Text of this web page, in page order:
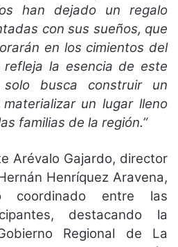
han dejado un regalo
con sus sueños, que
en los cimientos del
la esencia de este
busca construir un
un lugar lleno
familias de la región.”
Arévalo Gajardo, director
Henríquez Aravena,
coordinado entre las
destacando la
Regional de La